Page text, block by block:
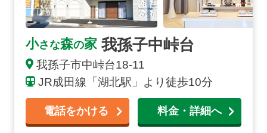
小さな森の家 我孫子中峠台
我孫子市中峠台18-11
JR成田線「湖北駅」より徒歩10分
電話をかける 料金・詳細へ